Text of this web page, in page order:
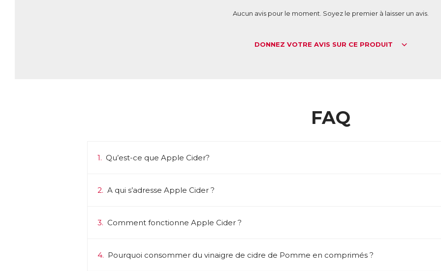
Aucun avis pour le moment. Soyez le premier à laisser un avis.
DONNEZ VOTRE AVIS SUR CE PRODUIT
FAQ
1. Qu’est-ce que Apple Cider?
2. A qui s’adresse Apple Cider ?
3. Comment fonctionne Apple Cider ?
4. Pourquoi consommer du vinaigre de cidre de Pomme en comprimés ?